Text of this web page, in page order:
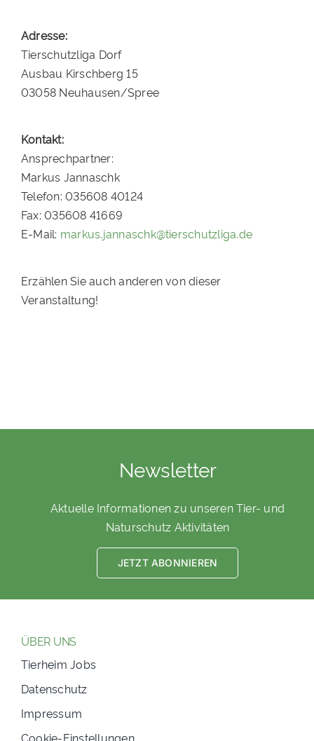
Adresse:
Tierschutzliga Dorf
Ausbau Kirschberg 15
03058 Neuhausen/Spree
Kontakt:
Ansprechpartner:
Markus Jannaschk
Telefon: 035608 40124
Fax: 035608 41669
E-Mail: markus.jannaschk@tierschutzliga.de
Erzählen Sie auch anderen von dieser
Veranstaltung!
Newsletter
Aktuelle Informationen zu unseren Tier- und
Naturschutz Aktivitäten
JETZT ABONNIEREN
ÜBER UNS
Tierheim Jobs
Datenschutz
Impressum
Cookie-Einstellungen